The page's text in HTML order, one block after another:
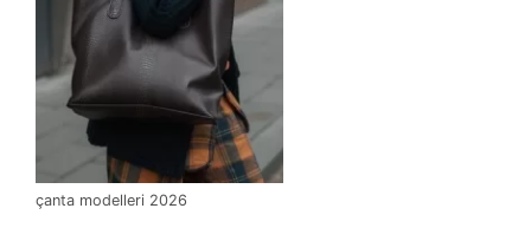
çanta modelleri 2026